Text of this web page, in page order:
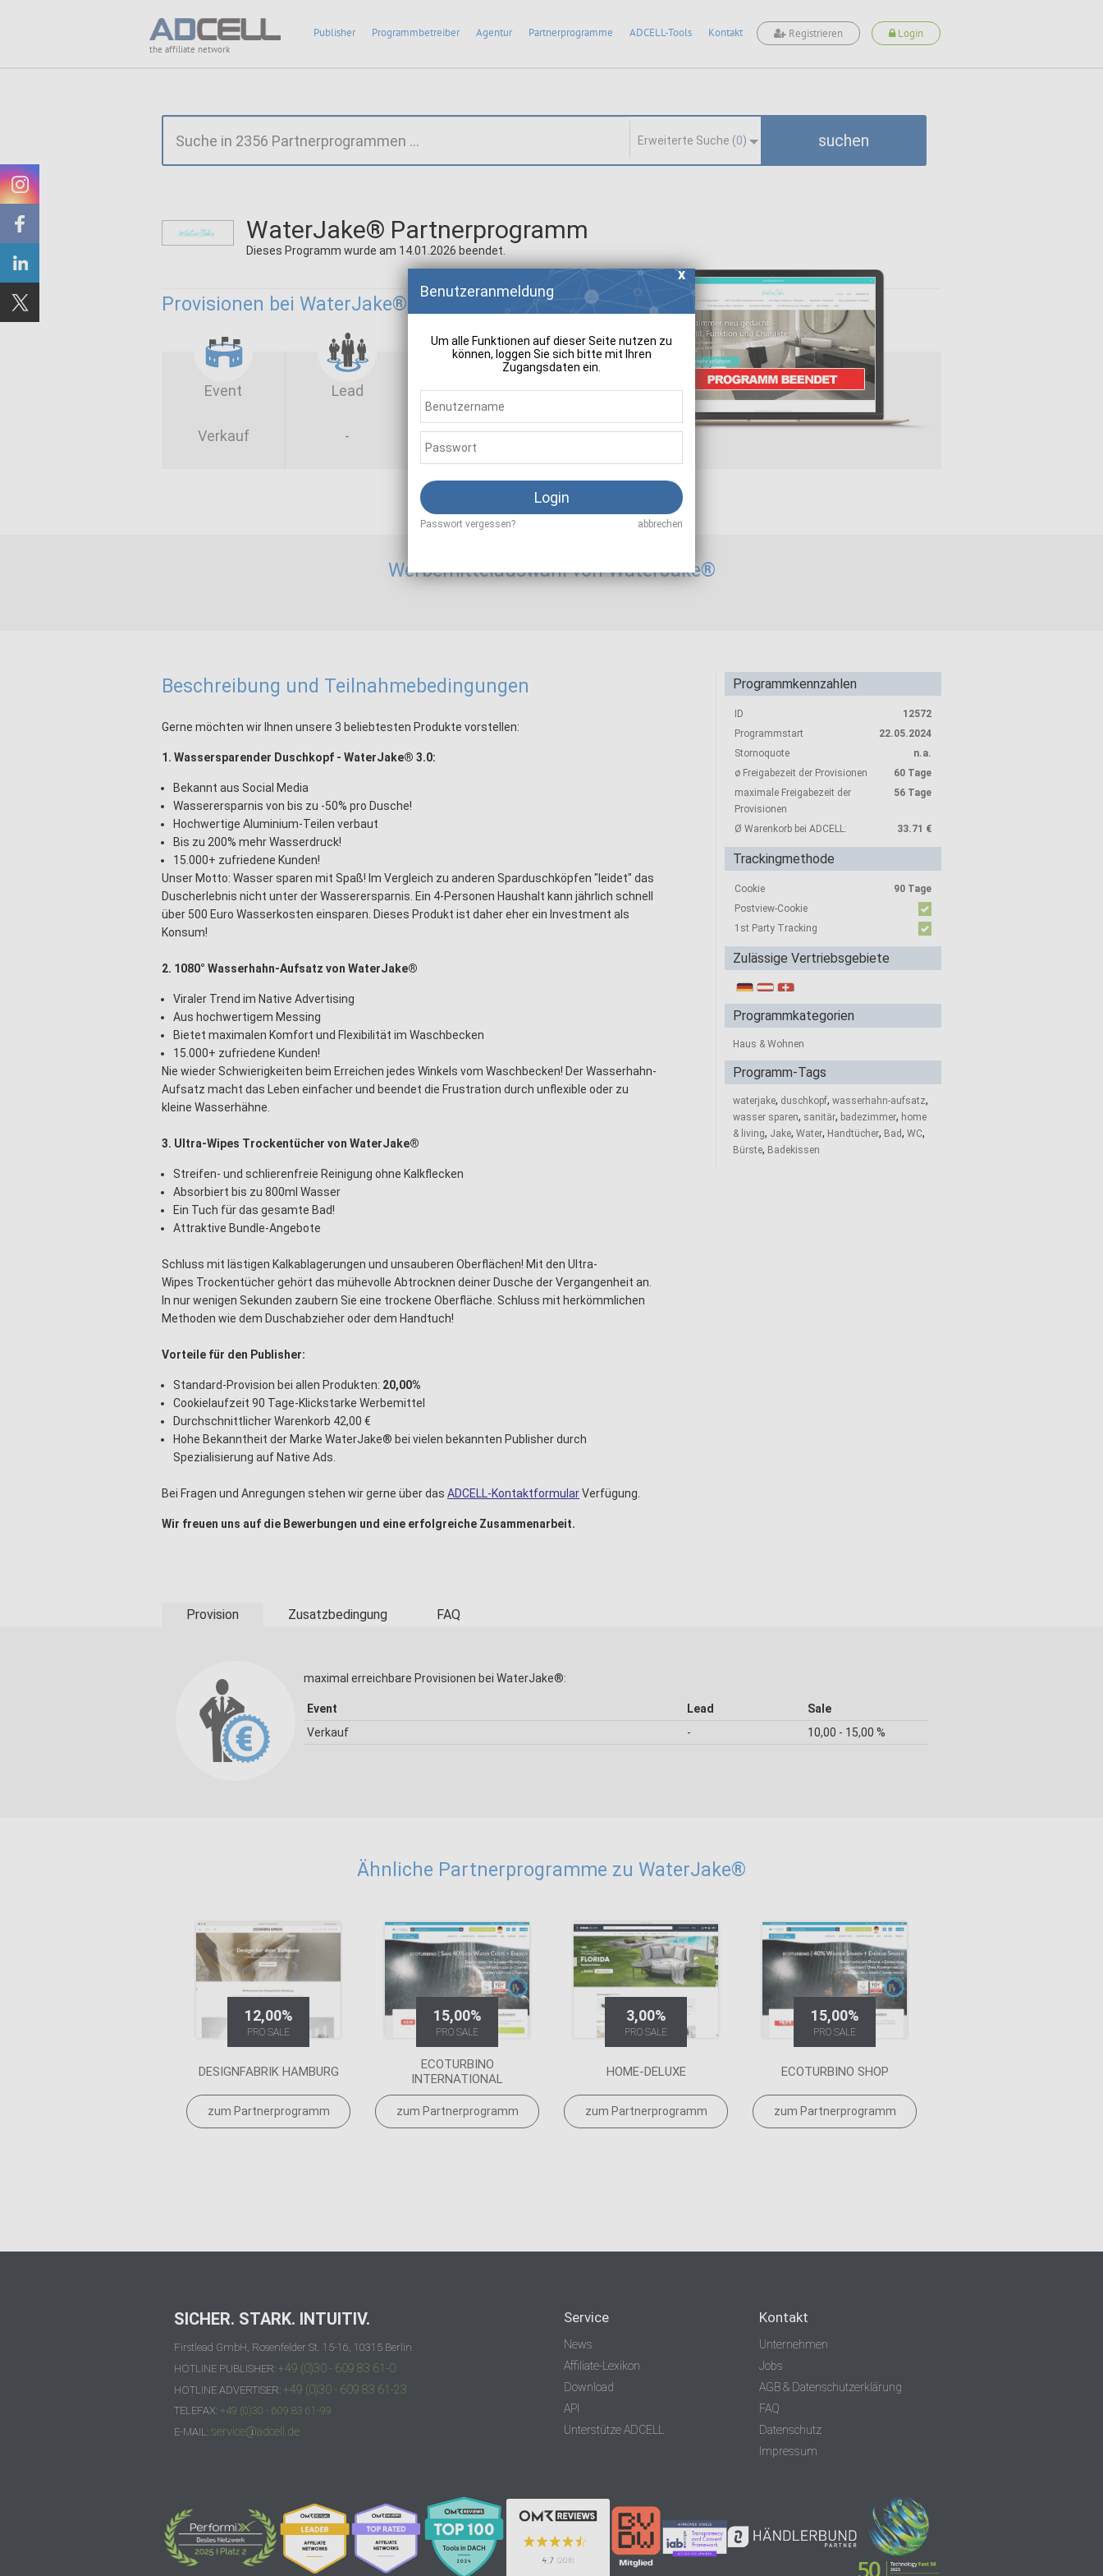
the affiliate network
Publisher Programmbetreiber Agentur Partnerprogramme ADCELL-Tools Kontakt Registrieren Login
Erweiterte Suche (0) suchen
WaterJake® Partnerprogramm
Dieses Programm wurde am 14.01.2026 beendet.
Provisionen bei WaterJake®:
Event Lead Sale
Verkauf - 10,00 - 15,00 %
Werbemittelauswahl von WaterJake®
Beschreibung und Teilnahmebedingungen
Gerne möchten wir Ihnen unsere 3 beliebtesten Produkte vorstellen:
1. Wassersparender Duschkopf - WaterJake® 3.0:
Bekannt aus Social Media
Wasserersparnis von bis zu -50% pro Dusche!
Hochwertige Aluminium-Teilen verbaut
Bis zu 200% mehr Wasserdruck!
15.000+ zufriedene Kunden!
Unser Motto: Wasser sparen mit Spaß! Im Vergleich zu anderen Sparduschköpfen "leidet" das
Duscherlebnis nicht unter der Wasserersparnis. Ein 4-Personen Haushalt kann jährlich schnell
über 500 Euro Wasserkosten einsparen. Dieses Produkt ist daher eher ein Investment als
Konsum!
2. 1080° Wasserhahn-Aufsatz von WaterJake®
Viraler Trend im Native Advertising
Aus hochwertigem Messing
Bietet maximalen Komfort und Flexibilität im Waschbecken
15.000+ zufriedene Kunden!
Nie wieder Schwierigkeiten beim Erreichen jedes Winkels vom Waschbecken! Der Wasserhahn-
Aufsatz macht das Leben einfacher und beendet die Frustration durch unflexible oder zu
kleine Wasserhähne.
3. Ultra-Wipes Trockentücher von WaterJake®
Streifen- und schlierenfreie Reinigung ohne Kalkflecken
Absorbiert bis zu 800ml Wasser
Ein Tuch für das gesamte Bad!
Attraktive Bundle-Angebote
Schluss mit lästigen Kalkablagerungen und unsauberen Oberflächen! Mit den Ultra-
Wipes Trockentücher gehört das mühevolle Abtrocknen deiner Dusche der Vergangenheit an.
In nur wenigen Sekunden zaubern Sie eine trockene Oberfläche. Schluss mit herkömmlichen
Methoden wie dem Duschabzieher oder dem Handtuch!
Vorteile für den Publisher:
Standard-Provision bei allen Produkten: 20,00%
Cookielaufzeit 90 Tage-Klickstarke Werbemittel
Durchschnittlicher Warenkorb 42,00 €
Hohe Bekanntheit der Marke WaterJake® bei vielen bekannten Publisher durch
Spezialisierung auf Native Ads.
Bei Fragen und Anregungen stehen wir gerne über das ADCELL-KontaktformularVerfügung.
Wir freuen uns auf die Bewerbungen und eine erfolgreiche Zusammenarbeit.
Programmkennzahlen
ID
12572
Programmstart
22.05.2024
Stornoquote
n.a.
ø Freigabezeit der Provisionen
60 Tage
maximale Freigabezeit der
Provisionen
56 Tage
Ø Warenkorb bei ADCELL: 33.71 €
Trackingmethode
Cookie
90 Tage
Postview-Cookie
1st Party Tracking
Zulässige Vertriebsgebiete
Programmkategorien
Haus & Wohnen
Programm-Tags
waterjake, duschkopf, wasserhahn-aufsatz,
wasser sparen, sanitär, badezimmer, home
& living, Jake, Water, Handtücher, Bad, WC,
Bürste, Badekissen
Provision Zusatzbedingung FAQ
maximal erreichbare Provisionen bei WaterJake®:
Event Lead
Sale
Verkauf
- 10,00 - 15,00 %
Ähnliche Partnerprogramme zu WaterJake®
12,00%
PRO SALE
DESIGNFABRIK HAMBURG
zum Partnerprogramm
15,00%
PRO SALE
ECOTURBINO
INTERNATIONAL
zum Partnerprogramm
3,00%
PRO SALE
HOME-DELUXE
zum Partnerprogramm
15,00%
PRO SALE
ECOTURBINO SHOP
zum Partnerprogramm
SICHER. STARK. INTUITIV.
Firstlead GmbH, Rosenfelder St. 15-16, 10315 Berlin
HOTLINE PUBLISHER: +49 (0)30 - 609 83 61-0
HOTLINE ADVERTISER: +49 (0)30 - 609 83 61-23
TELEFAX: +49 (0)30 - 609 83 61-99
E-MAIL: service@adcell.de
Service
News
Affiliate-Lexikon
Download
API
Unterstütze ADCELL
Kontakt
Unternehmen
Jobs
AGB & Datenschutzerklärung
FAQ
Datenschutz
Impressum
Benutzeranmeldung
Um alle Funktionen auf dieser Seite nutzen zu
können, loggen Sie sich bitte mit Ihren
Zugangsdaten ein.
Login
Passwort vergessen? abbrechen